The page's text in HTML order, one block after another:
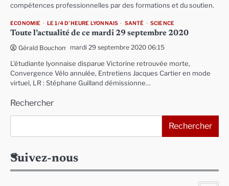
compétences professionnelles par des formations et du soutien.
ECONOMIE LE 1/4 D'HEURE LYONNAIS SANTÉ SCIENCE
Toute l’actualité de ce mardi 29 septembre 2020
Gérald Bouchon mardi 29 septembre 2020 06:15
L’étudiante lyonnaise disparue Victorine retrouvée morte,
Convergence Vélo annulée, Entretiens Jacques Cartier en mode
virtuel, LR : Stéphane Guilland démissionne…
Rechercher
Rechercher
Suivez-nous